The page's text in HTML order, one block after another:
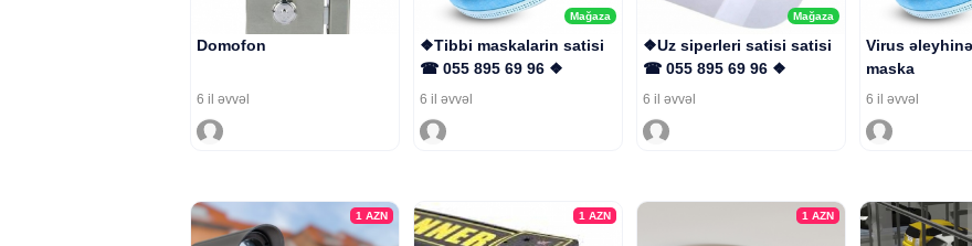
Domofon
6 il əvvəl
Mağaza
❖Tibbi maskalarin satisi
☎ 055 895 69 96 ❖
6 il əvvəl
Mağaza
❖Uz siperleri satisi satisi
☎ 055 895 69 96 ❖
6 il əvvəl
Virus
maska
6 il əvvəl
1 AZN 1 AZN 1 AZN